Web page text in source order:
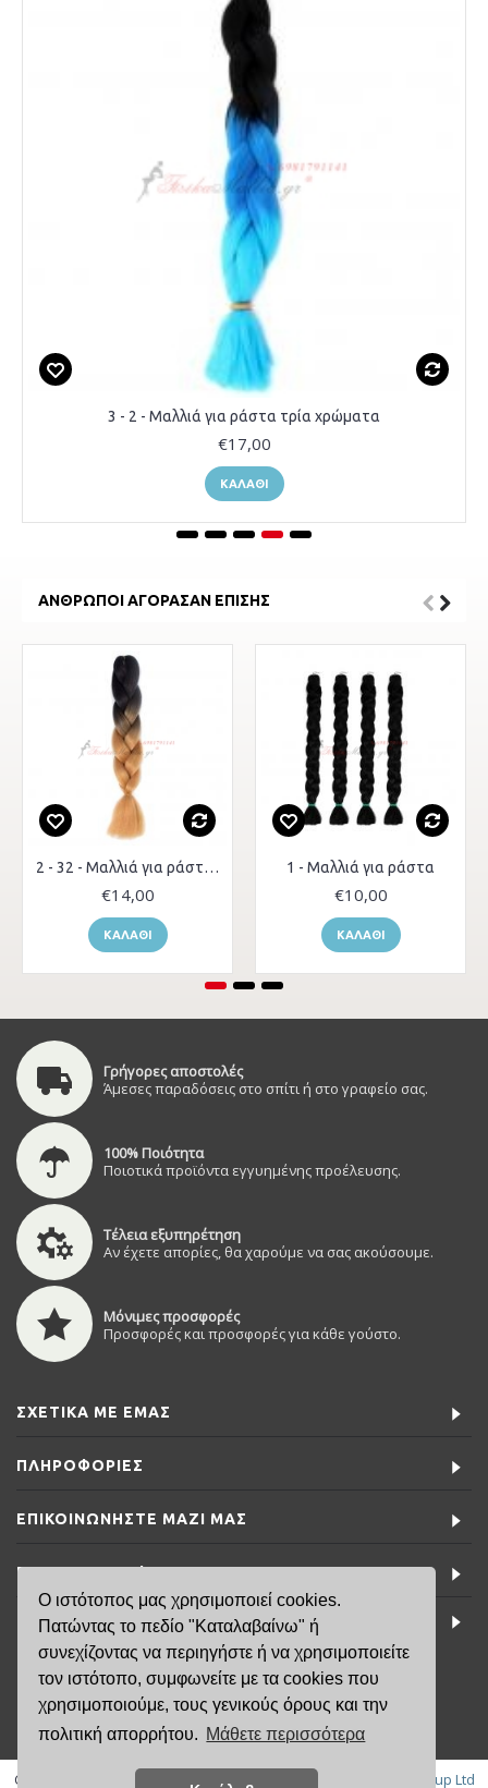
Ο ιστότοπος μας χρησιμοποιεί cookies.
Πατώντας το πεδίο "Καταλαβαίνω" ή
συνεχίζοντας να περιηγήστε ή να χρησιμοποιείτε
τον ιστότοπο, συμφωνείτε με τα cookies που
χρησιμοποιούμε, τους γενικούς όρους και την
πολιτική απορρήτου. Μάθετε περισσότερα
3 - 2 - Μαλλιά για ράστα τρία χρώματα
€17,00
ΚΑΛΆΘΙ
ΆΝΘΡΩΠΟΙ ΑΓΌΡΑΣΑΝ ΕΠΊΣΗΣ
2 - 32 - Μαλλιά για ράστα δύο χρώματα
€14,00
ΚΑΛΆΘΙ
1 - Μαλλιά για ράστα
€10,00
ΚΑΛΆΘΙ
Γρήγορες αποστολές
Άμεσες παραδόσεις στο σπίτι ή στο γραφείο σας.
100% Ποιότητα
Ποιοτικά προϊόντα εγγυημένης προέλευσης.
Τέλεια εξυπηρέτηση
Αν έχετε απορίες, θα χαρούμε να σας ακούσουμε.
Μόνιμες προσφορές
Προσφορές και προσφορές για κάθε γούστο.
ΣΧΕΤΙΚΆ ΜΕ ΕΜΆΣ
ΠΛΗΡΟΦΟΡΊΕΣ
ΕΠΙΚΟΙΝΩΝΉΣΤΕ ΜΑΖΊ ΜΑΣ
ΕΙΔΙΚΈΣ ΠΡΟΣΦΟΡΈΣ
ΤΕΛΕΥΤΑΊΑ ΝΈΑ
6981791141
Copyright © 2019, FisikaMallia.gr -